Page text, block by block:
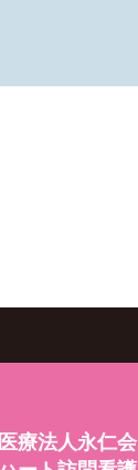
医療法人永仁会